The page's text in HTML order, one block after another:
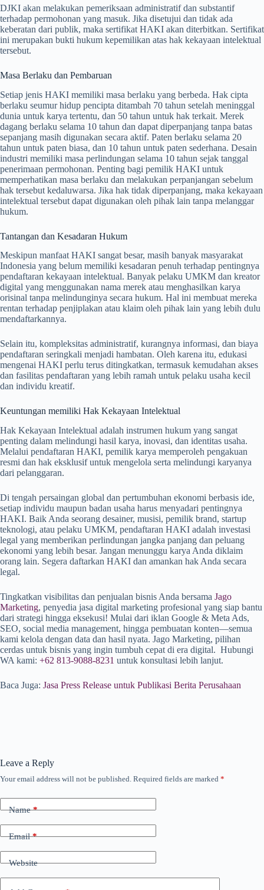
DJKI akan melakukan pemeriksaan administratif dan substantif
terhadap permohonan yang masuk. Jika disetujui dan tidak ada
keberatan dari publik, maka sertifikat HAKI akan diterbitkan. Sertifikat
ini merupakan bukti hukum kepemilikan atas hak kekayaan intelektual
tersebut.
Masa Berlaku dan Pembaruan
Setiap jenis HAKI memiliki masa berlaku yang berbeda. Hak cipta
berlaku seumur hidup pencipta ditambah 70 tahun setelah meninggal
dunia untuk karya tertentu, dan 50 tahun untuk hak terkait. Merek
dagang berlaku selama 10 tahun dan dapat diperpanjang tanpa batas
sepanjang masih digunakan secara aktif. Paten berlaku selama 20
tahun untuk paten biasa, dan 10 tahun untuk paten sederhana. Desain
industri memiliki masa perlindungan selama 10 tahun sejak tanggal
penerimaan permohonan. Penting bagi pemilik HAKI untuk
memperhatikan masa berlaku dan melakukan perpanjangan sebelum
hak tersebut kedaluwarsa. Jika hak tidak diperpanjang, maka kekayaan
intelektual tersebut dapat digunakan oleh pihak lain tanpa melanggar
hukum.
Tantangan dan Kesadaran Hukum
Meskipun manfaat HAKI sangat besar, masih banyak masyarakat
Indonesia yang belum memiliki kesadaran penuh terhadap pentingnya
pendaftaran kekayaan intelektual. Banyak pelaku UMKM dan kreator
digital yang menggunakan nama merek atau menghasilkan karya
orisinal tanpa melindunginya secara hukum. Hal ini membuat mereka
rentan terhadap penjiplakan atau klaim oleh pihak lain yang lebih dulu
mendaftarkannya.
Selain itu, kompleksitas administratif, kurangnya informasi, dan biaya
pendaftaran seringkali menjadi hambatan. Oleh karena itu, edukasi
mengenai HAKI perlu terus ditingkatkan, termasuk kemudahan akses
dan fasilitas pendaftaran yang lebih ramah untuk pelaku usaha kecil
dan individu kreatif.
Keuntungan memiliki Hak Kekayaan Intelektual
Hak Kekayaan Intelektual adalah instrumen hukum yang sangat
penting dalam melindungi hasil karya, inovasi, dan identitas usaha.
Melalui pendaftaran HAKI, pemilik karya memperoleh pengakuan
resmi dan hak eksklusif untuk mengelola serta melindungi karyanya
dari pelanggaran.
Di tengah persaingan global dan pertumbuhan ekonomi berbasis ide,
setiap individu maupun badan usaha harus menyadari pentingnya
HAKI. Baik Anda seorang desainer, musisi, pemilik brand, startup
teknologi, atau pelaku UMKM, pendaftaran HAKI adalah investasi
legal yang memberikan perlindungan jangka panjang dan peluang
ekonomi yang lebih besar. Jangan menunggu karya Anda diklaim
orang lain. Segera daftarkan HAKI dan amankan hak Anda secara
legal.
Tingkatkan visibilitas dan penjualan bisnis Anda bersama Jago
Marketing, penyedia jasa digital marketing profesional yang siap bantu
dari strategi hingga eksekusi! Mulai dari iklan Google & Meta Ads,
SEO, social media management, hingga pembuatan konten—semua
kami kelola dengan data dan hasil nyata. Jago Marketing, pilihan
cerdas untuk bisnis yang ingin tumbuh cepat di era digital. Hubungi
WA kami: +62 813-9088-8231 untuk konsultasi lebih lanjut.
Baca Juga: Jasa Press Release untuk Publikasi Berita Perusahaan
Leave a Reply
Your email address will not be published. Required fields are marked *
Name*
Email*
Website